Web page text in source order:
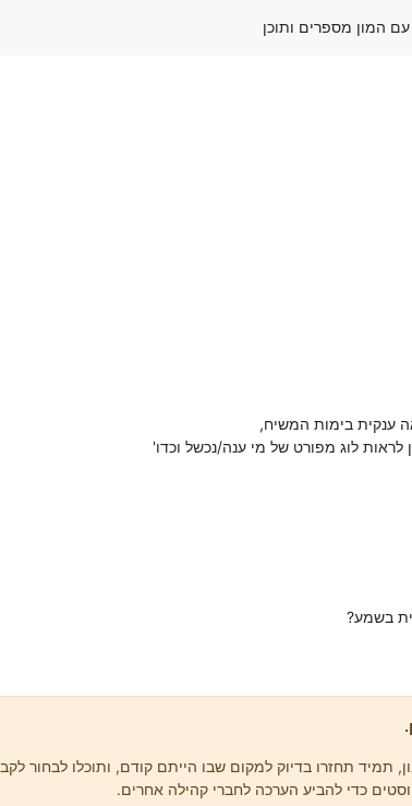
המון מספרים ותוכן
ענקית בימות המשיח,
לוג מפורט של מי ענה/נכשל וכדו'
בשמע?
תמיד תחזרו בדיוק למקום שבו הייתם קודם, ותוכלו לבחור